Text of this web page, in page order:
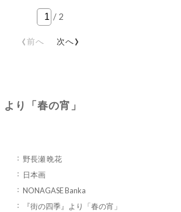
/ 2
‹前へ 次へ›
より「春の宵」
野長瀬 晩花
日本画
NONAGASE Banka
『街の四季』より「春の宵」